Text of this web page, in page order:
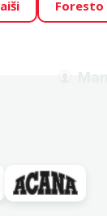
🍖 →
gada
Foresto